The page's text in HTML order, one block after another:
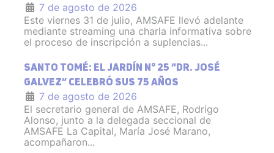
7 de agosto de 2026
Este viernes 31 de julio, AMSAFE llevó adelante
mediante streaming una charla informativa sobre
el proceso de inscripción a suplencias...
SANTO TOMÉ: EL JARDÍN N° 25 “DR. JOSÉ
GALVEZ” CELEBRÓ SUS 75 AÑOS
7 de agosto de 2026
El secretario general de AMSAFE, Rodrigo
Alonso, junto a la delegada seccional de
AMSAFE La Capital, María José Marano,
acompañaron...